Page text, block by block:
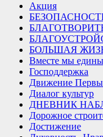
Акция
БОЛЬШАЯ
Вместе мы едины
Господдержка
Движение
Диалог культур
ДНЕВНИК
Дорожное
Достижение